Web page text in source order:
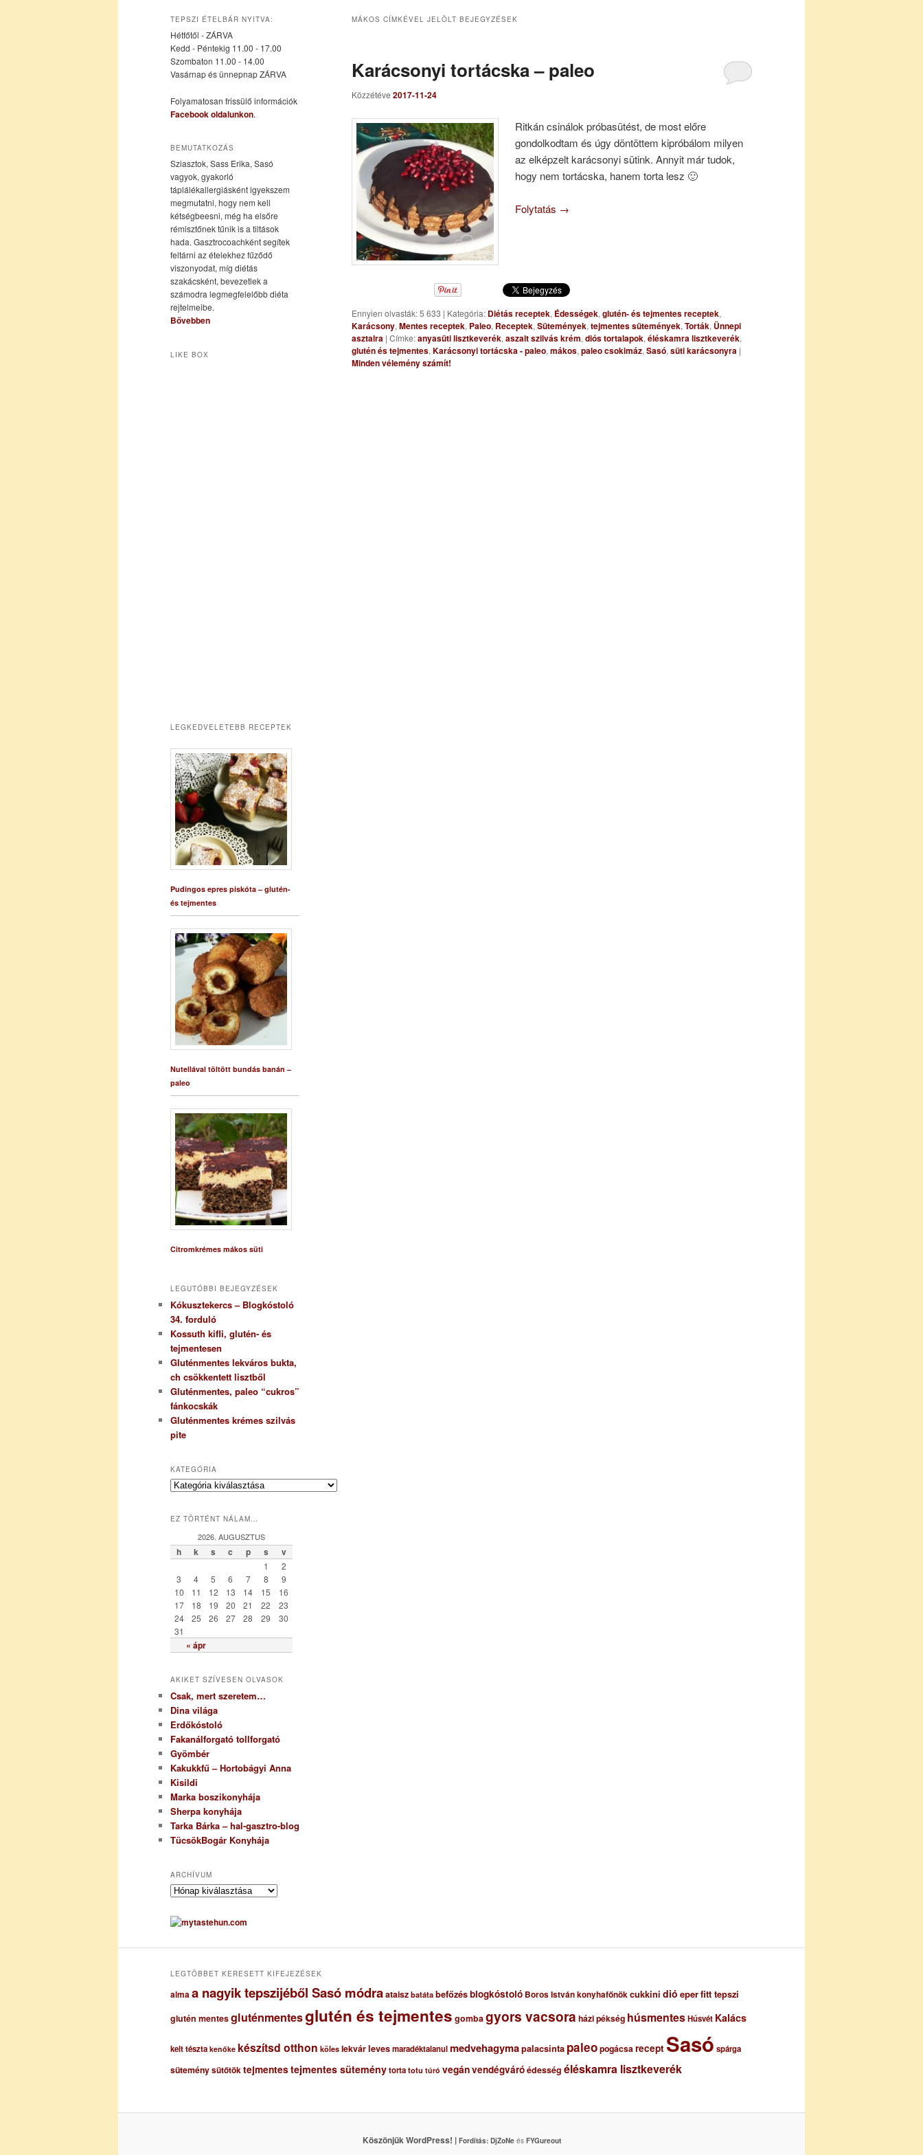
elsődleges
tartalomra
másodlagos
tartalomra
MÁKOS CÍMKÉVEL JELÖLT BEJEGYZÉSEK
Karácsonyi tortácska – paleo
Közzétéve 2017-11-24
Ritkán csinálok próbasütést, de most előre
gondolkodtam és úgy döntöttem kipróbálom milyen
az elképzelt karácsonyi sütink. Annyit már tudok,
hogy nem tortácska, hanem torta lesz 🙂
Folytatás →
Ennyien olvasták: 5 633 | Kategória: Diétás receptek, Édességek, glutén- és tejmentes receptek,
Karácsony, Mentes receptek, Paleo, Receptek, Sütemények, tejmentes sütemények, Torták, Ünnepi
asztalra | Címke:anyasüti lisztkeverék, aszalt szilvás krém, diós tortalapok, éléskamra lisztkeverék,
glutén és tejmentes, Karácsonyi tortácska - paleo, mákos, paleo csokimáz, Sasó, süti karácsonyra |
Minden vélemény számít!
TEPSZI ÉTELBÁR NYITVA:
Hétfőtől - ZÁRVA
Kedd - Péntekig 11.00 - 17.00
Szombaton 11.00 - 14.00
Vasárnap és ünnepnap ZÁRVA
Folyamatosan frissülő információk
Facebook oldalunkon.
BEMUTATKOZÁS
Sziasztok, Sass Erika, Sasó
vagyok, gyakorló
táplálékallergiásként igyekszem
megmutatni, hogy nem kell
kétségbeesni, még ha elsőre
rémisztőnek tűnik is a tiltások
hada. Gasztrocoachként segítek
feltárni az ételekhez fűződő
viszonyodat, míg diétás
szakácsként, bevezetlek a
számodra legmegfelelőbb diéta
rejtelmeibe.
Bővebben
LIKE BOX
LEGKEDVELETEBB RECEPTEK
Pudingos epres piskóta – glutén-
és tejmentes
Nutellával töltött bundás banán –
paleo
Citromkrémes mákos süti
LEGUTÓBBI BEJEGYZÉSEK
Kókusztekercs – Blogkóstoló
34. forduló
Kossuth kifli, glutén- és
tejmentesen
Gluténmentes lekváros bukta,
ch csökkentett lisztből
Gluténmentes, paleo “cukros”
fánkocskák
Gluténmentes krémes szilvás
pite
KATEGÓRIA
K
e
r
EZ TÖRTÉNT NÁLAM…
2026. AUGUSZTUS
h k s c p s v
« ápr
1
2
3
4 5 6 7 8
9
10
11 12 13 14 15
16
17
18 19 20 21 22
23
24
25 26 27 28 29
30
31
AKIKET SZÍVESEN OLVASOK
Csak, mert szeretem…
Dina világa
Erdőkóstoló
Fakanálforgató tollforgató
Gyömbér
Kakukkfű – Hortobágyi Anna
Kisildi
Marka boszikonyhája
Sherpa konyhája
Tarka Bárka – hal-gasztro-blog
TücsökBogár Konyhája
ARCHÍVUM
A
c
h
uLEGTÖBBET KERESETT KIFEJEZÉSEK
almaa nagyik tepszijéből Sasó módraataisz batáta befőzésblogkóstoló Boros István konyhafőnökcukkini dió eperfitt tepszi
glutén mentesgluténmentesglutén és tejmentes gombagyors vacsora házi pékség húsmentesHúsvét Kalács
kelt tészta kenőke készítsd otthon köles lekvárlevesmaradéktalanulmedvehagymapalacsinta paleopogácsarecept Sasó spárga
süteménysütőtöktejmentestejmentes süteménytorta totu túró vegánvendégváróédesség éléskamra lisztkeverék
Köszönjük WordPress! | Fordítás: DjZoNeés FYGureout